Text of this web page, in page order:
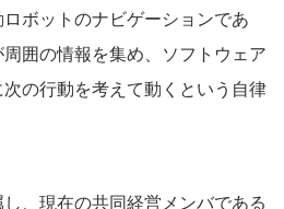
ボットのナビゲーションであ
囲の情報を集め、ソフトウェア
の行動を考えて動くという自律
、現在の共同経営メンバである